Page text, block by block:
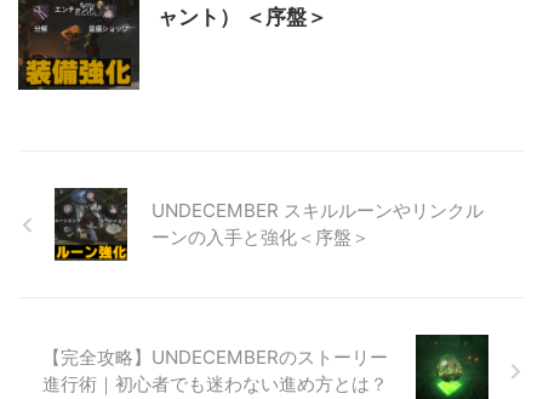
ャント） ＜序盤＞
UNDECEMBER スキルルーンやリンクル
ーンの入手と強化＜序盤＞
【完全攻略】UNDECEMBERのストーリー
進行術｜初心者でも迷わない進め方とは？